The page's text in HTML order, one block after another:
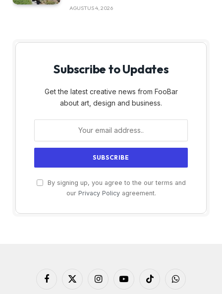
AGUSTUS 4, 2026
Subscribe to Updates
Get the latest creative news from FooBar
about art, design and business.
By signing up, you agree to the our terms and
our Privacy Policyagreement.
Facebook
X
InstagramYouTubeTikTok WhatsApp